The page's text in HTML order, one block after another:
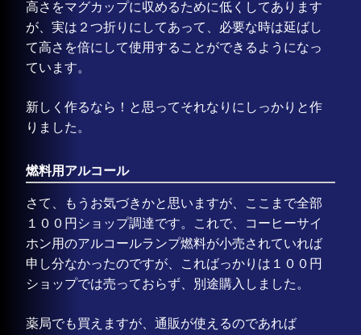
高さをマグカップに収めるために低くしてあります
が、実は２つ折りにしてあって、必要な時は延ばし
て高さを倍にして使用することができるようになっ
ています。
新しく作るなら！と思ってそれなりにしっかりと作
りました。
燃料用アルコール
さて、もうお気づきかと思いますが、ここまで全部
１００円ショップ調達です。これで、コーヒーサイ
ホン用のアルコールランプ燃料が小売されていれば
申し分なかったのですが、こればっかりは１００円
ショップでは売っておらず、別途購入しました。
薬局でも買えますが、通販が使えるのであれば